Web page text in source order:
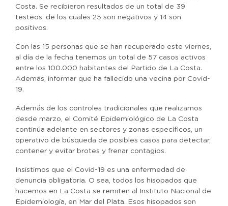
Costa. Se recibieron resultados de un total de 39
testeos, de los cuales 25 son negativos y 14 son
positivos.
Con las 15 personas que se han recuperado este viernes,
al día de la fecha tenemos un total de 57 casos activos
entre los 100.000 habitantes del Partido de La Costa.
Además, informar que ha fallecido una vecina por Covid-
19.
Además de los controles tradicionales que realizamos
desde marzo, el Comité Epidemiológico de La Costa
continúa adelante en sectores y zonas específicos, un
operativo de búsqueda de posibles casos para detectar,
contener y evitar brotes y frenar contagios.
Insistimos que el Covid-19 es una enfermedad de
denuncia obligatoria. O sea, todos los hisopados que
hacemos en La Costa se remiten al Instituto Nacional de
Epidemiología, en Mar del Plata. Esos hisopados son